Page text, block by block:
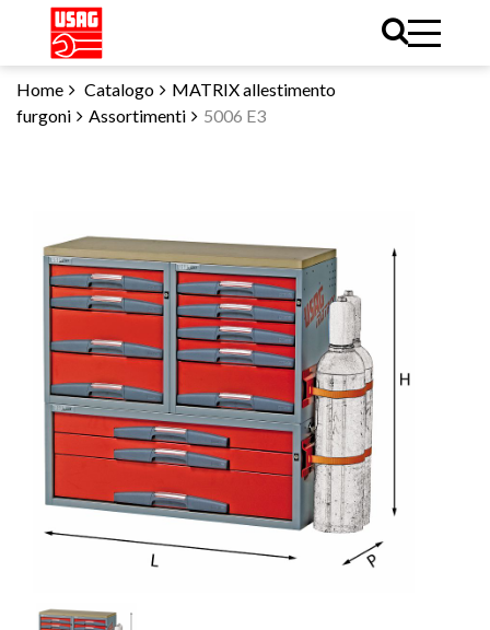
Home Catalogo
MATRIX allestimento
furgoni
Assortimenti 5006 E3